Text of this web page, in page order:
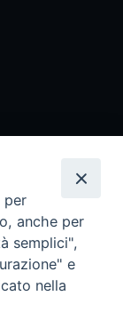
per
anche per
semplici",
e
nella